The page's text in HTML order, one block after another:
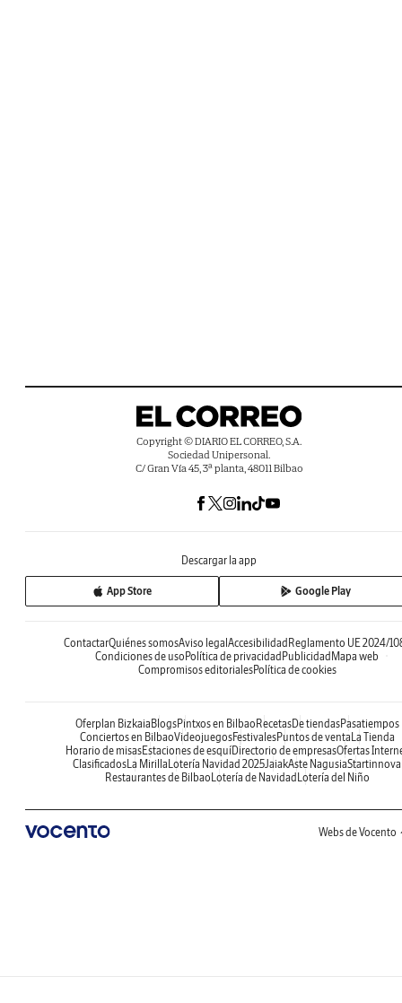
Copyright © DIARIO EL CORREO, S.A.
Sociedad Unipersonal.
C/ Gran Vía 45, 3ª planta, 48011 Bilbao
Descargar la app
App Store Google Play
ContactarQuiénes somosAviso legal Accesibilidad Reglamento UE 2024/
Condiciones de uso Política de privacidad Publicidad Mapa web
Compromisos editorialesPolítica de cookies
Oferplan Bizkaia BlogsPintxos en Bilbao RecetasDe tiendasPasatiempos
Conciertos en BilbaoVideojuegosFestivalesPuntos de venta La Tienda
Horario de misasEstaciones de esquíDirectorio de empresasOfertas
Clasificados La Mirilla Lotería Navidad 2025JaiakAste NagusiaStartinnova
Restaurantes de Bilbao Lotería de Navidad Lotería del Niño
Webs de Vocento